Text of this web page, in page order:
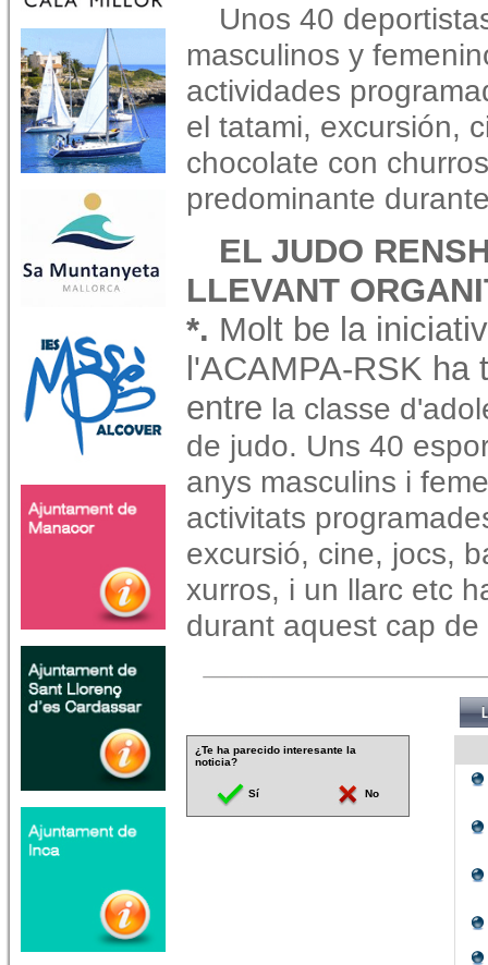
Unos 40
masculinos y
actividades
el tatami, excursión,
chocolate con
predominante
EL JUDO
LLEVANT
*. Molt be la
l'ACAMPA-RSK
entre la classe
de judo. Uns 40
anys masculins i
activitats
excursió, cine, jocs,
xurros, i un llarc etc
durant aquest cap
¿Te ha parecido interesante la
noticia?
Sí No